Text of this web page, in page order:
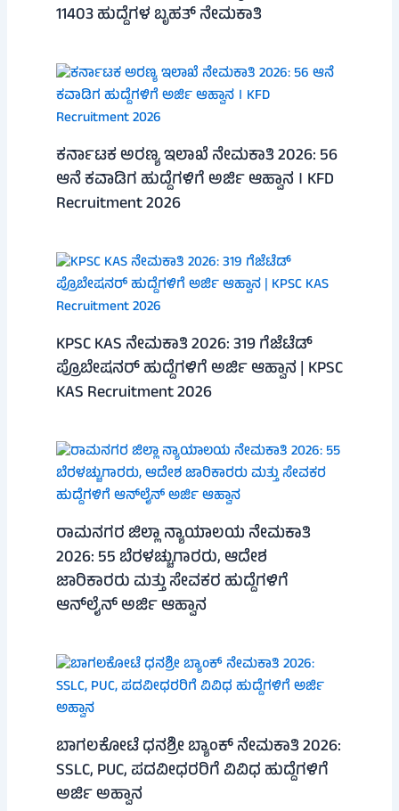
11403 ಹುದ್ದೆಗಳ ಬೃಹತ್ ನೇಮಕಾತಿ
ಕರ್ನಾಟಕ ಅರಣ್ಯ ಇಲಾಖೆ ನೇಮಕಾತಿ 2026: 56
ಆನೆ ಕವಾಡಿಗ ಹುದ್ದೆಗಳಿಗೆ ಅರ್ಜಿ ಆಹ್ವಾನ । KFD
Recruitment 2026
KPSC KAS ನೇಮಕಾತಿ 2026: 319 ಗೆಜೆಟೆಡ್
ಪ್ರೊಬೇಷನರ್ ಹುದ್ದೆಗಳಿಗೆ ಅರ್ಜಿ ಆಹ್ವಾನ | KPSC
KAS Recruitment 2026
ರಾಮನಗರ ಜಿಲ್ಲಾ ನ್ಯಾಯಾಲಯ ನೇಮಕಾತಿ
2026: 55 ಬೆರಳಚ್ಚುಗಾರರು, ಆದೇಶ
ಜಾರಿಕಾರರು ಮತ್ತು ಸೇವಕರ ಹುದ್ದೆಗಳಿಗೆ
ಆನ್‌ಲೈನ್ ಅರ್ಜಿ ಆಹ್ವಾನ
ಬಾಗಲಕೋಟೆ ಧನಶ್ರೀ ಬ್ಯಾಂಕ್ ನೇಮಕಾತಿ 2026:
SSLC, PUC, ಪದವೀಧರರಿಗೆ ವಿವಿಧ ಹುದ್ದೆಗಳಿಗೆ
ಅರ್ಜಿ ಅಹ್ವಾನ